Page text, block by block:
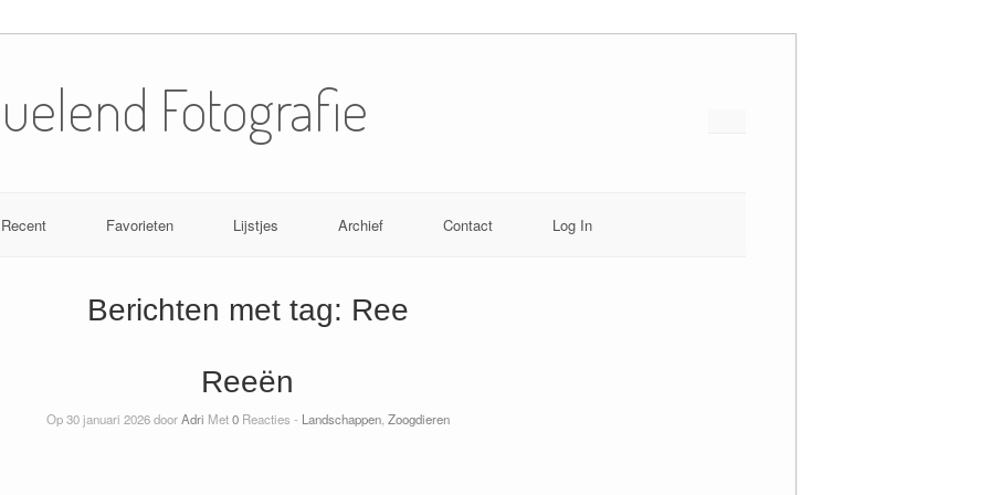
Fotografie
Recent Favorieten Lijstjes Archief Contact Log In
Berichten met tag: Ree
Reeën
Op 30 januari 2026 doorAdri Met0Reacties - Landschappen, Zoogdieren